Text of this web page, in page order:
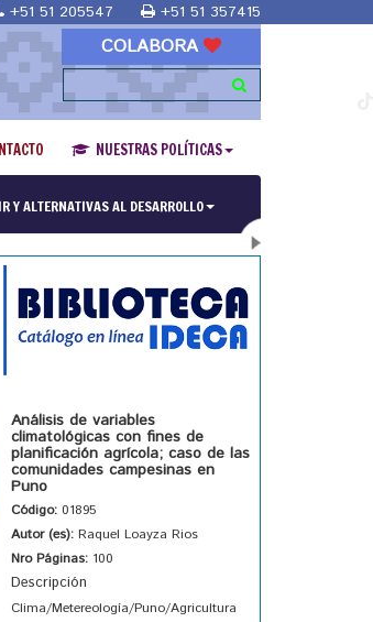
+51 51 205547 +51 51 357415
COLABORA
NUESTRAS POLÍTICAS
Y ALTERNATIVAS AL DESARROLLO
y culturas Andinas"
Análisis de variables
climatológicas con fines de
planificación agrícola; caso de las
comunidades campesinas en
Puno
Código: 01895
Autor (es): Raquel Loayza Rios
Nro Páginas: 100
Descripción
Clima/Metereología/Puno/Agricultura